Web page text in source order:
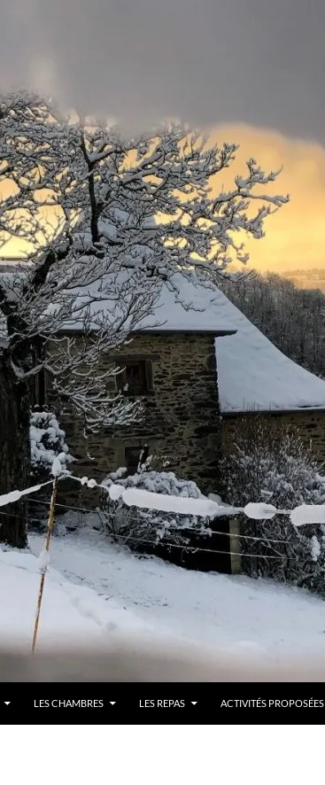
LES CHAMBRES LES REPAS ACTIVITÉS PROPOSÉES